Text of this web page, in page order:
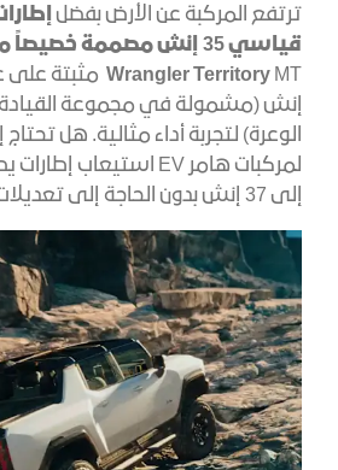
ترتفع المركبة عن الأرض بفضل
قياسي
Wrangler TerritoryMT
إنش (مشمولة في مجموعة القيادة
الوعرة) لتجربة أداء مثالية. هل
لمركبات هامر EV استيعاب إطارات يصل قطرها الكلي
إلى 37 إنش بدون الحاجة إلى تعديلات.